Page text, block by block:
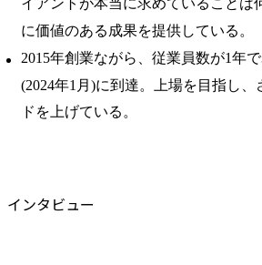
イアントが本当に求めていることは
に価値のある成果を提供している。
2015年創業ながら、従業員数が1年
(2024年1月)に到達。上場を目指し
ドを上げている。
インタビュー